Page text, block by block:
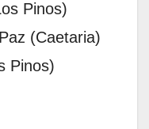
Pinos)
(Caetaria)
Pinos)